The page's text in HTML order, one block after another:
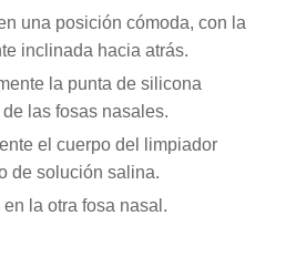
una posición cómoda, con la
inclinada hacia atrás.
la punta de silicona
las fosas nasales.
el cuerpo del limpiador
de solución salina.
la otra fosa nasal.